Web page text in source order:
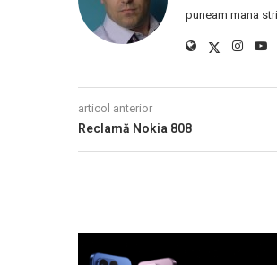
puneam mana
articol anterior
Reclamă Nokia 808